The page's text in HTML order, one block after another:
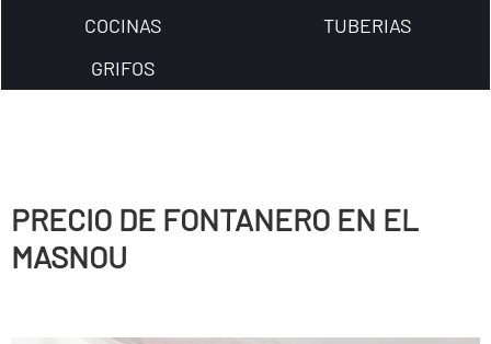
COCINAS
TUBERIAS
GRIFOS
PRECIO DE FONTANERO EN EL
MASNOU